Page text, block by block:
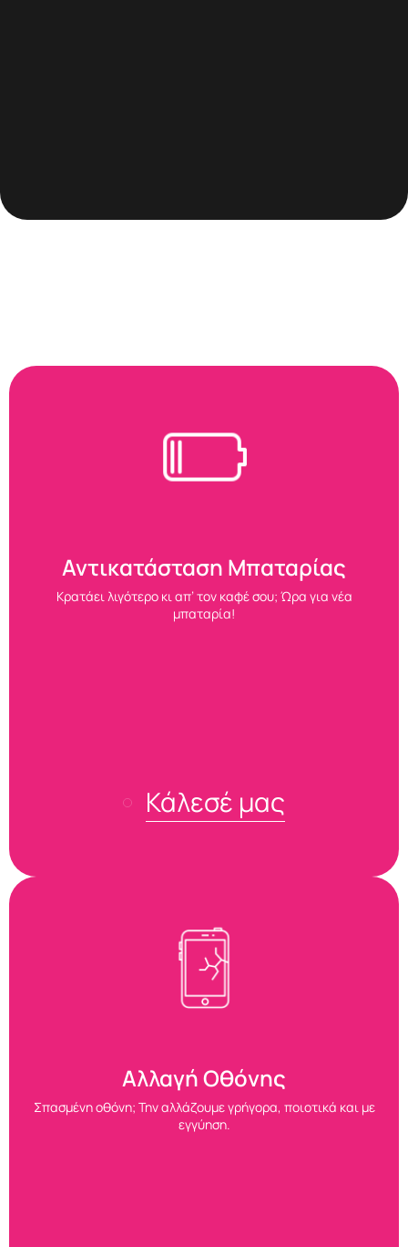
Αντικατάσταση Μπαταρίας
Κρατάει λιγότερο κι απ’ τον καφέ σου; Ώρα για νέα
μπαταρία!
Κάλεσέ μας
Αλλαγή Οθόνης
Σπασμένη οθόνη; Την αλλάζουμε γρήγορα, ποιοτικά και με
εγγύηση.